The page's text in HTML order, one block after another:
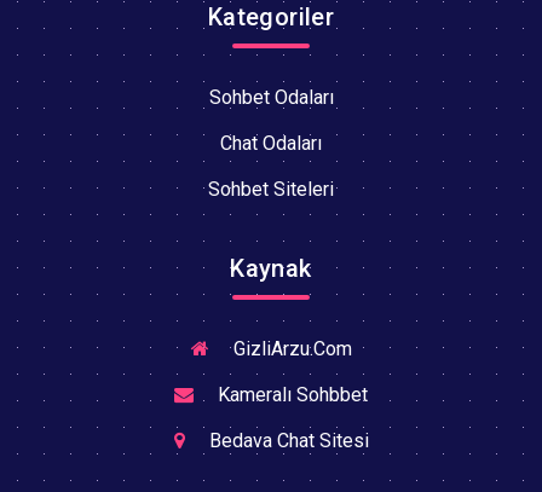
Kategoriler
Sohbet Odaları
Chat Odaları
Sohbet Siteleri
Kaynak
GizliArzu.Com
Kameralı Sohbbet
Bedava Chat Sitesi